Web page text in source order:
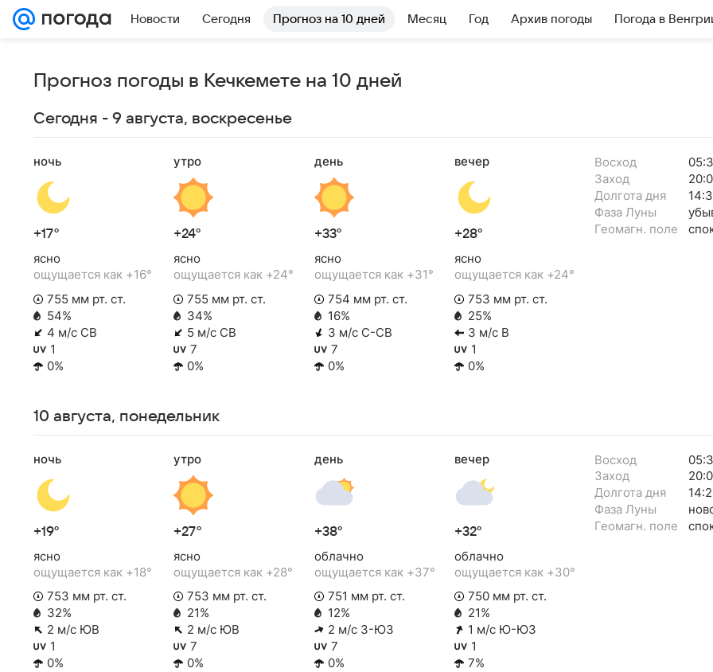
Новости Сегодня Прогноз на 10 дней Месяц Год Архив погоды Погода в
Прогноз погоды в Кечкемете на 10 дней
Сегодня - 9 августа, воскресенье
ночь
+17°
ясно
ощущается как +16°
755 мм рт. ст.
54%
4 м/с СВ
1
0%
утро
+24°
ясно
ощущается как +24°
755 мм рт. ст.
34%
5 м/с СВ
7
0%
день
+33°
ясно
ощущается как +31°
754 мм рт. ст.
16%
3 м/с С-СВ
7
0%
вечер
+28°
ясно
ощущается как +24°
753 мм рт. ст.
25%
3 м/с В
1
0%
Восход
Заход
Долгота дня
Фаза Луны
Геомагн. поле
10 августа, понедельник
ночь
+19°
ясно
ощущается как +18°
753 мм рт. ст.
32%
2 м/с ЮВ
1
0%
утро
+27°
ясно
ощущается как +28°
753 мм рт. ст.
21%
2 м/с ЮВ
7
0%
день
+38°
облачно
ощущается как +37°
751 мм рт. ст.
12%
2 м/с З-ЮЗ
7
0%
вечер
+32°
облачно
ощущается как +30°
750 мм рт. ст.
21%
1 м/с Ю-ЮЗ
1
7%
Восход
Заход
Долгота дня
Фаза Луны
Геомагн. поле